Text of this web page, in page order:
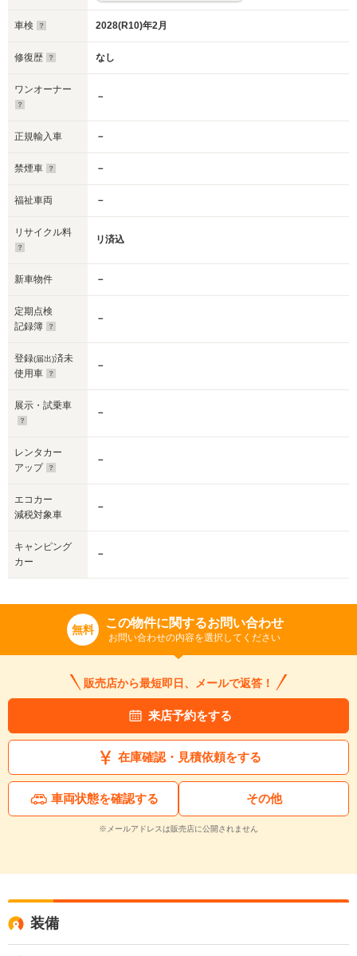
車検 2028(R10)年2月
修復歴 なし
ワンオーナー
－
正規輸入車 －
禁煙車 －
福祉車両 －
リサイクル料
リ済込
新車物件 －
定期点検
記録簿
－
登録(届出)済未
使用車
－
展示・試乗車
－
レンタカー
アップ
－
エコカー
減税対象車
－
キャンピング
カー
－
無料 この物件に関するお問い合わせ
お問い合わせの内容を選択してください
販売店から最短即日、メールで返答！
来店予約をする
在庫確認・見積依頼をする
車両状態を確認する その他
※メールアドレスは販売店に公開されません
装備